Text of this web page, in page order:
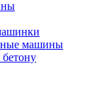
машины